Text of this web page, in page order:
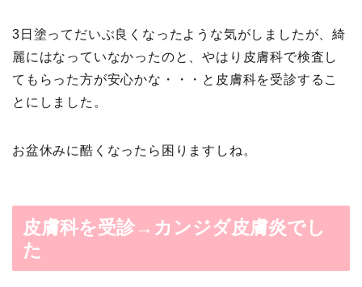
3日塗ってだいぶ良くなったような気がしましたが、綺
麗にはなっていなかったのと、やはり皮膚科で検査し
てもらった方が安心かな・・・と皮膚科を受診するこ
とにしました。
お盆休みに酷くなったら困りますしね。
皮膚科を受診→カンジダ皮膚炎でし
た